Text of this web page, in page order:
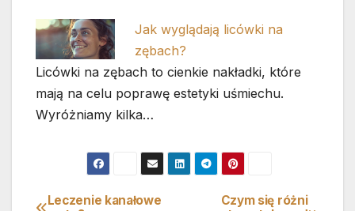
Jak wyglądają licówki na
zębach?
Licówki na zębach to cienkie nakładki, które
mają na celu poprawę estetyki uśmiechu.
Wyróżniamy kilka…
Czym się różni
Leczenie kanałowe